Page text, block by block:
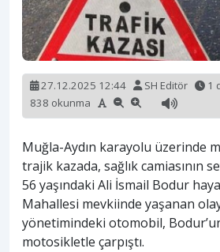
27.12.2025 12:44 SH Editör
1
838 okunma
Muğla-Aydın karayolu üzerinde
trajik kazada, sağlık camiasının
56 yaşındaki Ali İsmail Bodur
Mahallesi mevkiinde yaşanan
yönetimindeki otomobil,
motosikletle çarpıştı.